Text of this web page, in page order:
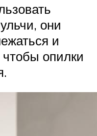
они
и
чтобы опилки